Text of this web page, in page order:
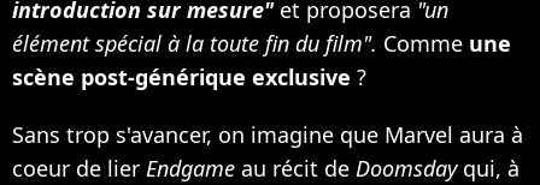
introduction sur mesure"et proposera "un
élément spécial à la toute fin du film". Comme une
scène post-générique exclusive ?
Sans trop s'avancer, on imagine que Marvel aura à
coeur de lier Endgame au récit de Doomsdayqui, à